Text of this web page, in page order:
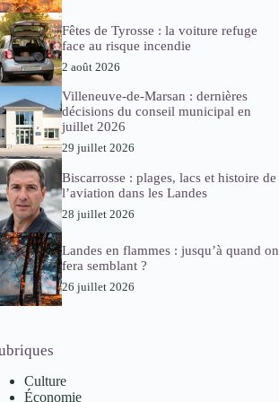
Fêtes de Tyrosse : la voiture refuge
face au risque incendie
2 août 2026
Villeneuve-de-Marsan : dernières
décisions du conseil municipal en
juillet 2026
29 juillet 2026
Biscarrosse : plages, lacs et histoire de
l’aviation dans les Landes
28 juillet 2026
Landes en flammes : jusqu’à quand on
fera semblant ?
26 juillet 2026
Culture
Économie